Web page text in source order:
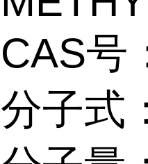
CAS号
分子式